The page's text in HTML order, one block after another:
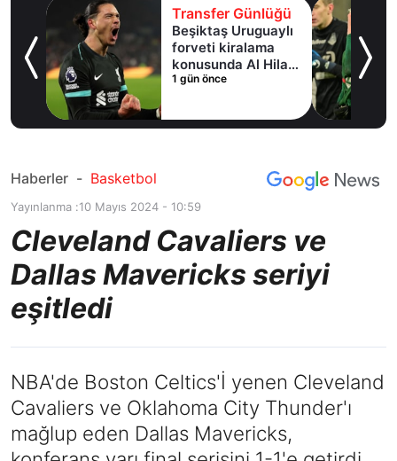
Transfer Günlüğü
Beşiktaş Uruguaylı
forveti kiralama
konusunda Al Hilal
ile anlaştı! Adım
1 gün önce
Haberler - Basketbol
Yayınlanma :10 Mayıs 2024 - 10:59
Cleveland Cavaliers ve
Dallas Mavericks seriyi
eşitledi
NBA'de Boston Celtics'İ yenen Cleveland
Cavaliers ve Oklahoma City Thunder'ı
mağlup eden Dallas Mavericks,